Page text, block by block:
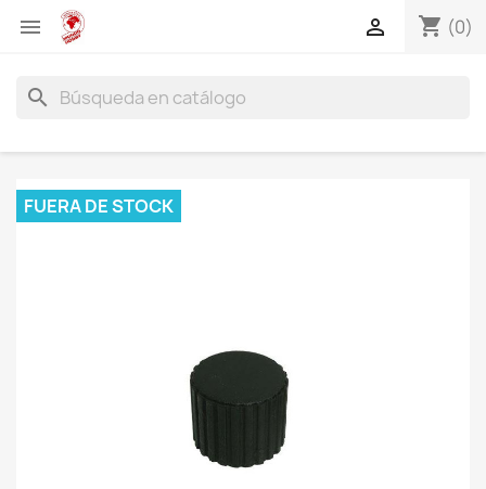
 shopping_cart (0)

search
FUERA DE STOCK